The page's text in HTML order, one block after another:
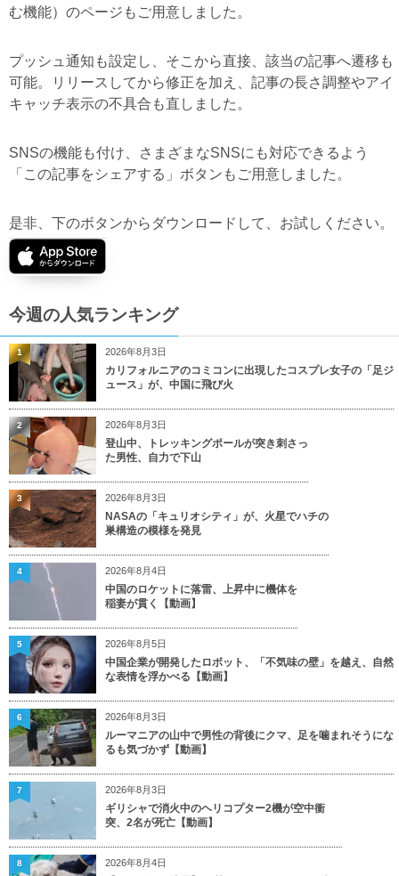
む機能）のページもご用意しました。
プッシュ通知も設定し、そこから直接、該当の記事へ遷移も
可能。リリースしてから修正を加え、記事の長さ調整やアイ
キャッチ表示の不具合も直しました。
SNSの機能も付け、さまざまなSNSにも対応できるよう
「この記事をシェアする」ボタンもご用意しました。
是非、下のボタンからダウンロードして、お試しください。
今週の人気ランキング
2026年8月3日
カリフォルニアのコミコンに出現したコスプレ女子の「足ジ
ュース」が、中国に飛び火
1
2026年8月3日
登山中、トレッキングポールが突き刺さっ
た男性、自力で下山
2
2026年8月3日
NASAの「キュリオシティ」が、火星でハチの
巣構造の模様を発見
3
2026年8月4日
中国のロケットに落雷、上昇中に機体を
稲妻が貫く【動画】
4
2026年8月5日
中国企業が開発したロボット、「不気味の壁」を越え、自然
な表情を浮かべる【動画】
5
2026年8月3日
ルーマニアの山中で男性の背後にクマ、足を噛まれそうにな
るも気づかず【動画】
6
2026年8月3日
ギリシャで消火中のヘリコプター2機が空中衝
突、2名が死亡【動画】
7
2026年8月4日
8